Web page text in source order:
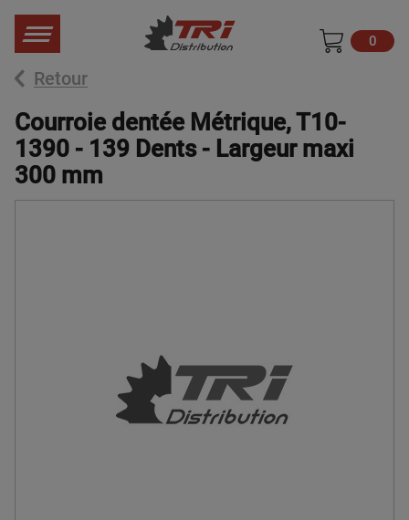
0
Retour
Courroie dentée Métrique, T10-
1390 - 139 Dents - Largeur maxi
300 mm